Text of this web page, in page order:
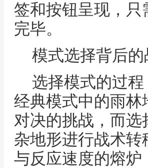
签和按钮呈现，
完毕。
模式选择背后
选择模式的过
经典模式中的雨
对决的挑战，而
杂地形进行战术
与反应速度的熔